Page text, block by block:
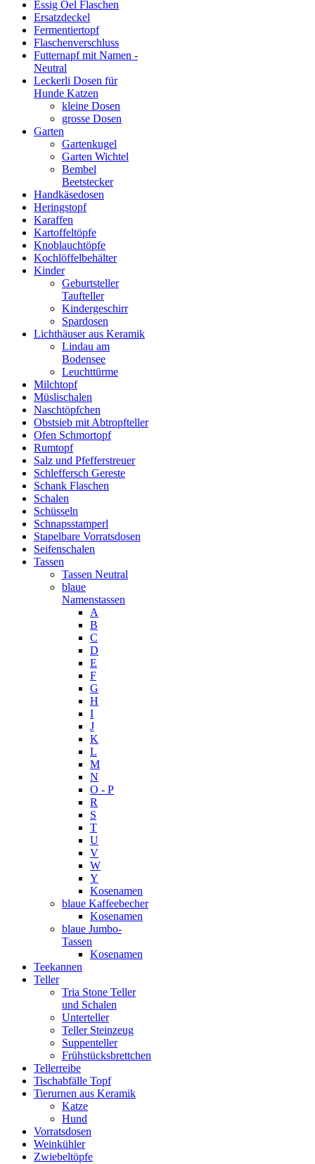
Essig Oel Flaschen
Ersatzdeckel
Fermentiertopf
Flaschenverschluss
Futternapf mit Namen -
Neutral
Leckerli Dosen für
Hunde Katzen
kleine Dosen
grosse Dosen
Garten
Gartenkugel
Garten Wichtel
Bembel
Beetstecker
Handkäsedosen
Heringstopf
Karaffen
Kartoffeltöpfe
Knoblauchtöpfe
Kochlöffelbehälter
Kinder
Geburtsteller
Taufteller
Kindergeschirr
Spardosen
Lichthäuser aus Keramik
Lindau am
Bodensee
Leuchttürme
Milchtopf
Müslischalen
Naschtöpfchen
Obstsieb mit Abtropfteller
Ofen Schmortopf
Rumtopf
Salz und Pfefferstreuer
Schleffersch Gereste
Schank Flaschen
Schalen
Schüsseln
Schnapsstamperl
Stapelbare Vorratsdosen
Seifenschalen
Tassen
Tassen Neutral
blaue
Namenstassen
A
B
C
D
E
F
G
H
I
J
K
L
M
N
O - P
R
S
T
U
V
W
Y
Kosenamen
blaue Kaffeebecher
Kosenamen
blaue Jumbo-
Tassen
Kosenamen
Teekannen
Teller
Tria Stone Teller
und Schalen
Unterteller
Teller Steinzeug
Suppenteller
Frühstücksbrettchen
Tellerreibe
Tischabfälle Topf
Tierurnen aus Keramik
Katze
Hund
Vorratsdosen
Weinkühler
Zwiebeltöpfe